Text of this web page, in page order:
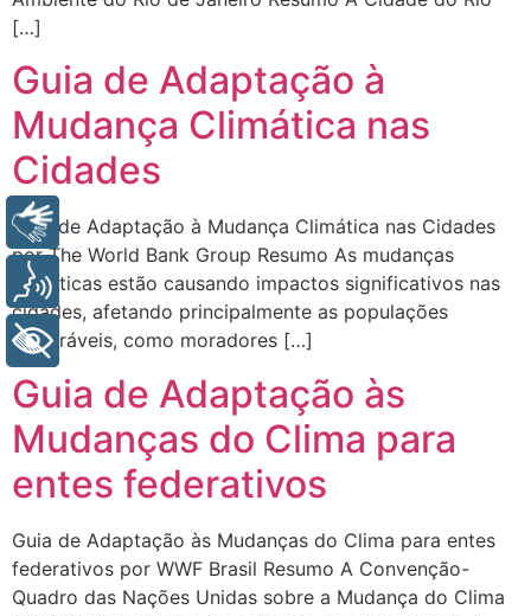
[…]
Guia de Adaptação à
Mudança Climática nas
Cidades
Guia de Adaptação à Mudança Climática nas Cidades
por The World Bank Group Resumo As mudanças
climáticas estão causando impactos significativos nas
cidades, afetando principalmente as populações
vulneráveis, como moradores […]
Guia de Adaptação às
Mudanças do Clima para
entes federativos
Guia de Adaptação às Mudanças do Clima para entes
federativos por WWF Brasil Resumo A Convenção-
Quadro das Nações Unidas sobre a Mudança do Clima
Libras
Voz
+ Acessibilidade